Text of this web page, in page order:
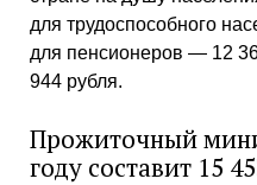
для трудоспособного
для пенсионеров — 12
944 рубля.
Прожиточный
году составит 15